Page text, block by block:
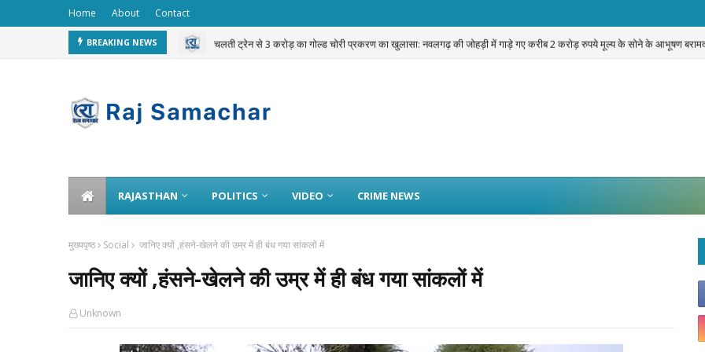
Home About Contact
BREAKING NEWS चलती ट्रेन से 3 करोड़ का गोल्ड चोरी प्रकरण का खुलासा: नवलगढ़ की जोहड़ी में गाड़े गए करीब 2 करोड़ रुपये मूल्य के सोने के आभूषण
RAJASTHAN POLITICS VIDEO CRIME NEWS
मुख्यपृष्ठ Social जानिए क्यों ,हंसने-खेलने की उम्र में ही बंध गया सांकलों में
जानिए क्यों ,हंसने-खेलने की उम्र में ही बंध गया सांकलों में
Unknown